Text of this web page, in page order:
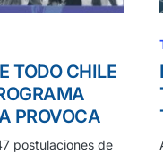
TODO CHILE
PROVOCA
postulaciones de